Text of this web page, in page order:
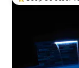
Coups de cœur